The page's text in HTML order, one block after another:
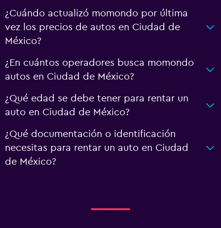
¿Cuándo actualizó momondo por última
vez los precios de autos en Ciudad de
México?
¿En cuántos operadores busca momondo
autos en Ciudad de México?
¿Qué edad se debe tener para rentar un
auto en Ciudad de México?
¿Qué documentación o identificación
necesitas para rentar un auto en Ciudad
de México?